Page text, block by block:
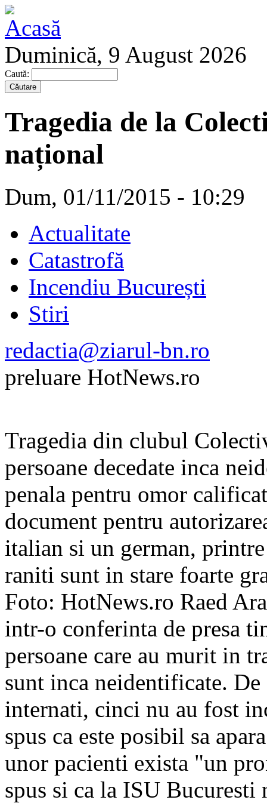
Duminică, 9 August 2026
Caută:
Tragedia de la
național
Dum, 01/11/2015 - 10:29
Actualitate
Catastrofă
Incendiu București
Stiri
redactia@ziarul-bn.ro
preluare HotNews.ro
Tragedia din clubul
persoane decedate inca
penala pentru omor
document pentru
italian si un german,
raniti sunt in stare foarte
Foto: HotNews.ro Raed
intr-o conferinta de presa
persoane care au murit in
sunt inca neidentificate.
internati, cinci nu au fost
spus ca este posibil sa
unor pacienti exista "un
spus si ca la ISU